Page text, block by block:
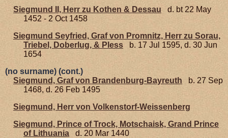
Siegmund II, Herr zu Kothen & Dessau
d. bt 22 May
1452 - 2 Oct 1458
Siegmund Seyfried, Graf von Promnitz, Herr zu Sorau,
Triebel, Doberlug, & Pless
b. 17 Jul 1595, d. 30 Jun
1654
(no surname) (cont.)
Siegmund, Graf von Brandenburg-Bayreuth
b. 27 Sep
1468, d. 26 Feb 1495
Siegmund, Herr von Volkenstorf-Weissenberg
Siegmund, Prince of Trock, Motschaisk, Grand Prince
of Lithuania
d. 20 Mar 1440